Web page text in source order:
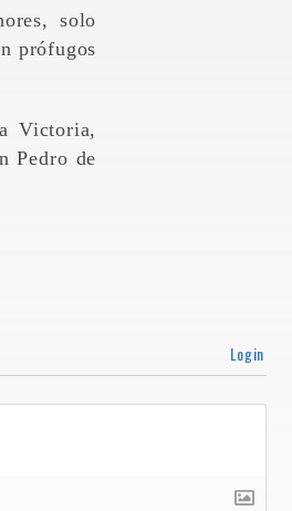
solo
prófugos
Victoria,
Pedro de
Login